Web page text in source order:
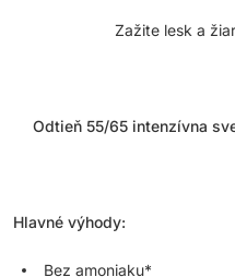
Zažite lesk a
Odtieň 55/65 intenzívna
Hlavné výhody:
Bez amoniaku*